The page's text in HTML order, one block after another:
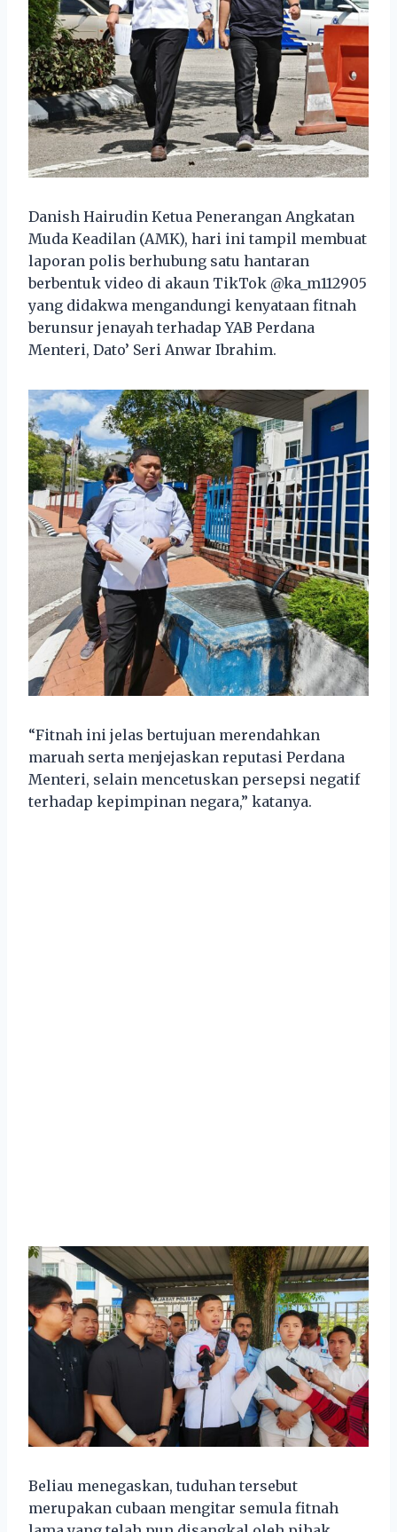
Danish Hairudin Ketua Penerangan Angkatan
Muda Keadilan (AMK), hari ini tampil membuat
laporan polis berhubung satu hantaran
berbentuk video di akaun TikTok @ka_m112905
yang didakwa mengandungi kenyataan fitnah
berunsur jenayah terhadap YAB Perdana
Menteri, Dato’ Seri Anwar Ibrahim.
“Fitnah ini jelas bertujuan merendahkan
maruah serta menjejaskan reputasi Perdana
Menteri, selain mencetuskan persepsi negatif
terhadap kepimpinan negara,” katanya.
Beliau menegaskan, tuduhan tersebut
merupakan cubaan mengitar semula fitnah